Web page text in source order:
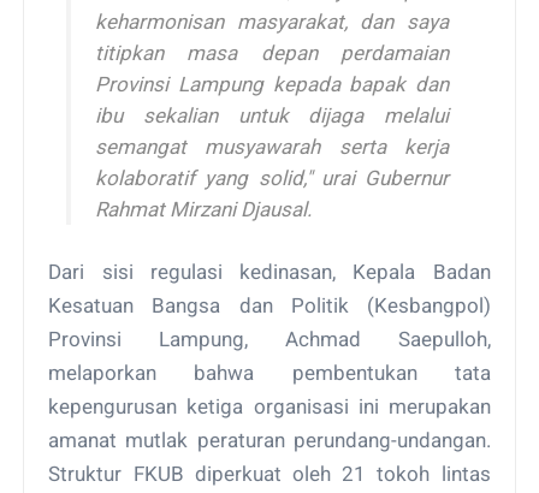
keharmonisan masyarakat, dan saya
titipkan masa depan perdamaian
Provinsi Lampung kepada bapak dan
ibu sekalian untuk dijaga melalui
semangat musyawarah serta kerja
kolaboratif yang solid," urai Gubernur
Rahmat Mirzani Djausal.
Dari sisi regulasi kedinasan, Kepala Badan
Kesatuan Bangsa dan Politik (Kesbangpol)
Provinsi Lampung, Achmad Saepulloh,
melaporkan bahwa pembentukan tata
kepengurusan ketiga organisasi ini merupakan
amanat mutlak peraturan perundang-undangan.
Struktur FKUB diperkuat oleh 21 tokoh lintas